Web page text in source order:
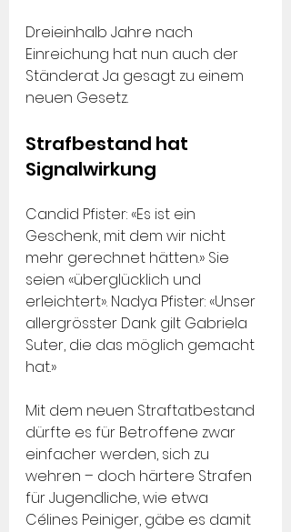
Dreieinhalb Jahre nach
Einreichung hat nun auch der
Ständerat Ja gesagt zu einem
neuen Gesetz.
Strafbestand hat
Signalwirkung
Candid Pfister: «Es ist ein
Geschenk, mit dem wir nicht
mehr gerechnet hätten.» Sie
seien «überglücklich und
erleichtert». Nadya Pfister: «Unser
allergrösster Dank gilt Gabriela
Suter, die das möglich gemacht
hat.»
Mit dem neuen Straftatbestand
dürfte es für Betroffene zwar
einfacher werden, sich zu
wehren – doch härtere Strafen
für Jugendliche, wie etwa
Célines Peiniger, gäbe es damit